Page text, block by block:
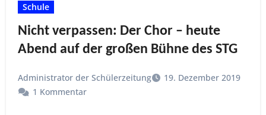
Schule
Nicht verpassen: Der Chor – heute
Abend auf der großen Bühne des STG
Administrator der Schülerzeitung
19. Dezember 2019
1 Kommentar